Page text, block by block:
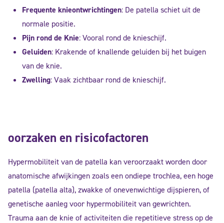
Frequente knieontwrichtingen: De patella schiet uit de
normale positie.
Pijn rond de Knie: Vooral rond de knieschijf.
Geluiden: Krakende of knallende geluiden bij het buigen
van de knie.
Zwelling: Vaak zichtbaar rond de knieschijf.
oorzaken en risicofactoren
Hypermobiliteit van de patella kan veroorzaakt worden door
anatomische afwijkingen zoals een ondiepe trochlea, een hoge
patella (patella alta), zwakke of onevenwichtige dijspieren, of
genetische aanleg voor hypermobiliteit van gewrichten.
Trauma aan de knie of activiteiten die repetitieve stress op de